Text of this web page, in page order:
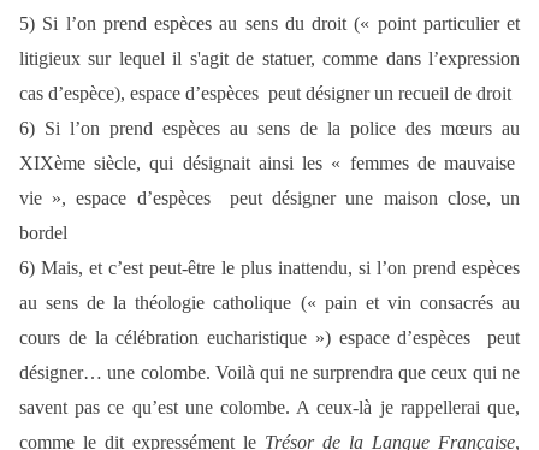
5) Si l’on prend espèces au sens du droit (« point particulier et
litigieux sur lequel il s'agit de statuer, comme dans l’expression
cas d’espèce), espace d’espèces peut désigner un recueil de droit
6) Si l’on prend espèces au sens de la police des mœurs au
XIXème siècle, qui désignait ainsi les « femmes de mauvaise
vie », espace d’espèces peut désigner une maison close, un
bordel
6) Mais, et c’est peut-être le plus inattendu, si l’on prend espèces
au sens de la théologie catholique (« pain et vin consacrés au
cours de la célébration eucharistique ») espace d’espèces peut
désigner… une colombe. Voilà qui ne surprendra que ceux qui ne
savent pas ce qu’est une colombe. A ceux-là je rappellerai que,
comme le dit expressément le Trésor de la Langue Française,